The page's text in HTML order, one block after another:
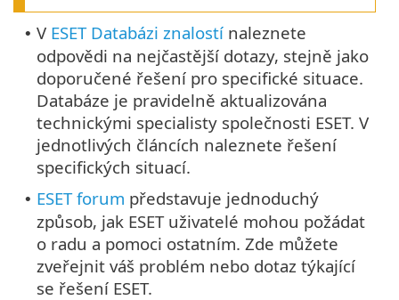
• V ESET Databázi znalostí naleznete
odpovědi na nejčastější dotazy, stejně jako
doporučené řešení pro specifické situace.
Databáze je pravidelně aktualizována
technickými specialisty společnosti ESET. V
jednotlivých článcích naleznete řešení
specifických situací.
• ESET forum představuje jednoduchý
způsob, jak ESET uživatelé mohou požádat
o radu a pomoci ostatním. Zde můžete
zveřejnit váš problém nebo dotaz týkající
se řešení ESET.